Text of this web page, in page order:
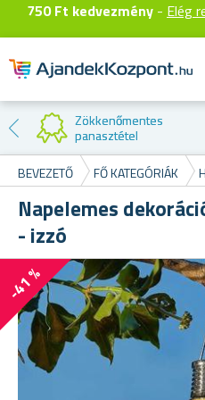
750 Ft kedvezmény - Elég
Zökkenőmentes
panasztétel
BEVEZETŐ
FŐ KATEGÓRIÁK
Napelemes
- izzó
-41 %